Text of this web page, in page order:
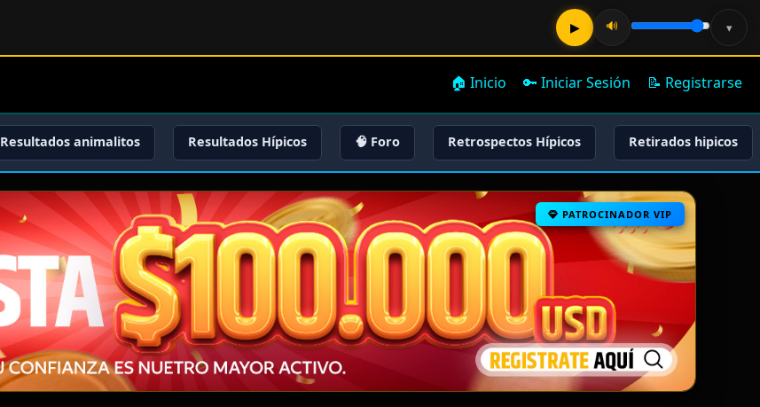
🏠 Inicio 🔑 Iniciar Sesión 📝 Registrarse
Resultados animalitos Resultados Hípicos 🧠 Foro Retrospectos Hípicos Retirados hipicos
PATROCINADOR VIP
▶ 🔊 ▾